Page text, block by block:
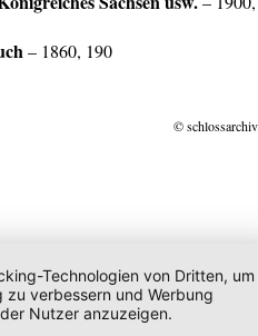
– 1860, 190
©
Technologien von Dritten, um
verbessern und Werbung
Nutzer anzuzeigen.